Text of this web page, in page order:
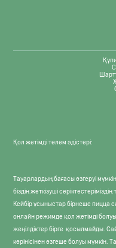
Қол жетімді төлем әдістері:
Тауарлардың бағасы өзгеруі
біздің жеткізуші
Кейбір ұсыныстар бірнеше пицца
онлайн режимде қол жетімді
жеңілдіктер бірге қосылмайды.
көрінісінен өзгеше болуы мүмкін.